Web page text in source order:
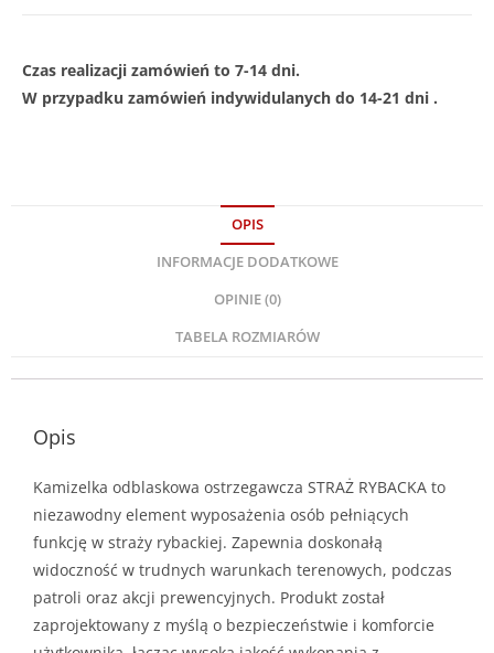
Czas realizacji zamówień to 7-14 dni.
W przypadku zamówień indywidulanych do 14-21 dni .
OPIS
INFORMACJE DODATKOWE
OPINIE (0)
TABELA ROZMIARÓW
Opis
Kamizelka odblaskowa ostrzegawcza STRAŻ RYBACKA to
niezawodny element wyposażenia osób pełniących
funkcję w straży rybackiej. Zapewnia doskonałą
widoczność w trudnych warunkach terenowych, podczas
patroli oraz akcji prewencyjnych. Produkt został
zaprojektowany z myślą o bezpieczeństwie i komforcie